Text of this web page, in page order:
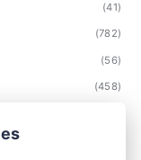
(41)
(782)
(56)
(458)